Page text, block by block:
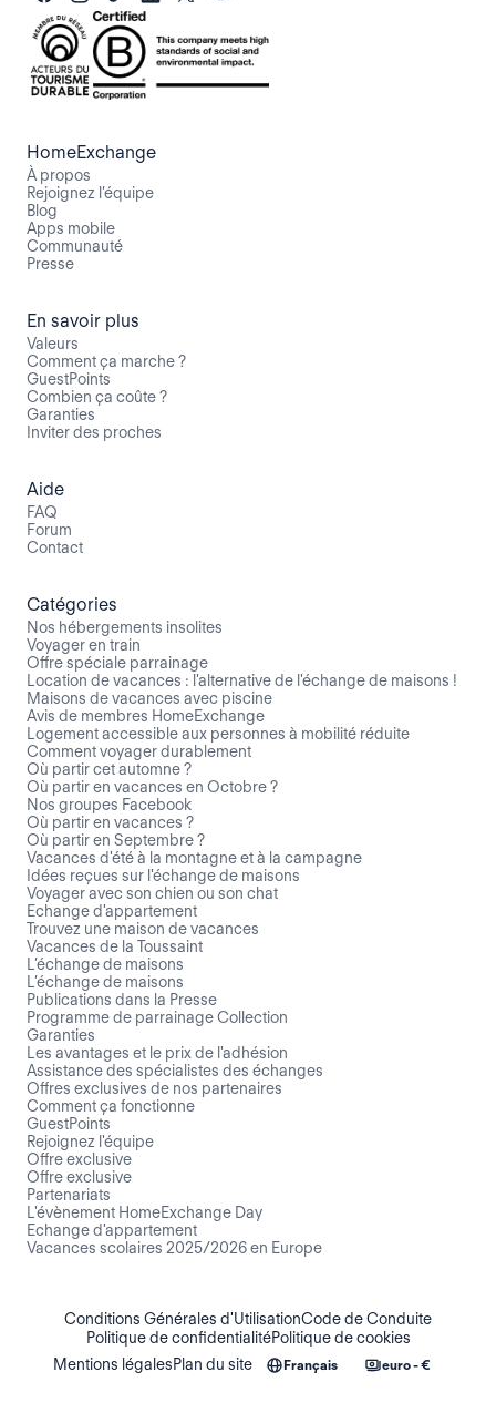
HomeExchange
À propos
Rejoignez l’équipe
Blog
Apps mobile
Communauté
Presse
En savoir plus
Valeurs
Comment ça marche ?
GuestPoints
Combien ça coûte ?
Garanties
Inviter des proches
Aide
FAQ
Forum
Contact
Catégories
Nos hébergements insolites
Voyager en train
Offre spéciale parrainage
Location de vacances : l'alternative de l'échange de maisons !
Maisons de vacances avec piscine
Avis de membres HomeExchange
Logement accessible aux personnes à mobilité réduite
Comment voyager durablement
Où partir cet automne ?
Où partir en vacances en Octobre ?
Nos groupes Facebook
Où partir en vacances ?
Où partir en Septembre ?
Vacances d'été à la montagne et à la campagne
Idées reçues sur l'échange de maisons
Voyager avec son chien ou son chat
Echange d'appartement
Trouvez une maison de vacances
Vacances de la Toussaint
L’échange de maisons
L’échange de maisons
Publications dans la Presse
Programme de parrainage Collection
Garanties
Les avantages et le prix de l'adhésion
Assistance des spécialistes des échanges
Offres exclusives de nos partenaires
Comment ça fonctionne
GuestPoints
Rejoignez l'équipe
Offre exclusive
Offre exclusive
Partenariats
L'évènement HomeExchange Day
Echange d'appartement
Vacances scolaires 2025/2026 en Europe
Conditions Générales d'UtilisationCode de Conduite
Politique de confidentialitéPolitique de cookies
Mentions légalesPlan du site Français euro - €